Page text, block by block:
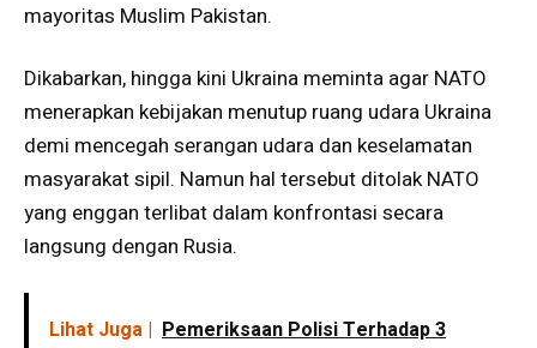
mayoritas Muslim Pakistan.
Dikabarkan, hingga kini Ukraina meminta agar NATO
menerapkan kebijakan menutup ruang udara Ukraina
demi mencegah serangan udara dan keselamatan
masyarakat sipil. Namun hal tersebut ditolak NATO
yang enggan terlibat dalam konfrontasi secara
langsung dengan Rusia.
Lihat Juga | Pemeriksaan Polisi Terhadap 3